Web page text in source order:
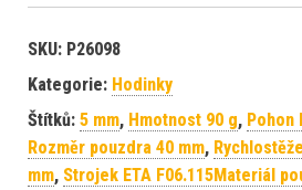
SKU: P26098
Kategorie: Hodinky
Štítků: 5 mm, Hmotnost 90 g, Pohon
Rozměr pouzdra 40 mm,
mm, Strojek ETA F06.115Materiál